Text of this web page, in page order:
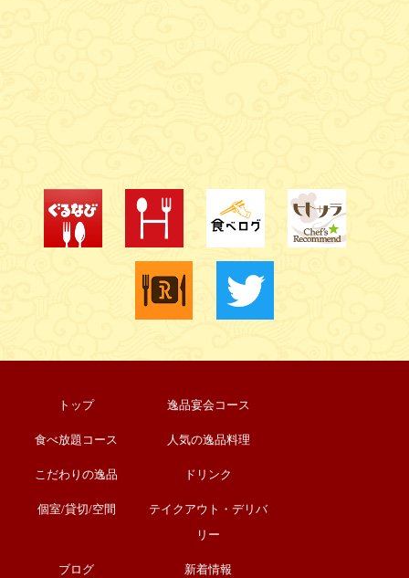
トップ 逸品宴会コース
食べ放題コース 人気の逸品料理
こだわりの逸品 ドリンク
個室/貸切/空間
テイクアウト・デリバ
リー
ブログ 新着情報